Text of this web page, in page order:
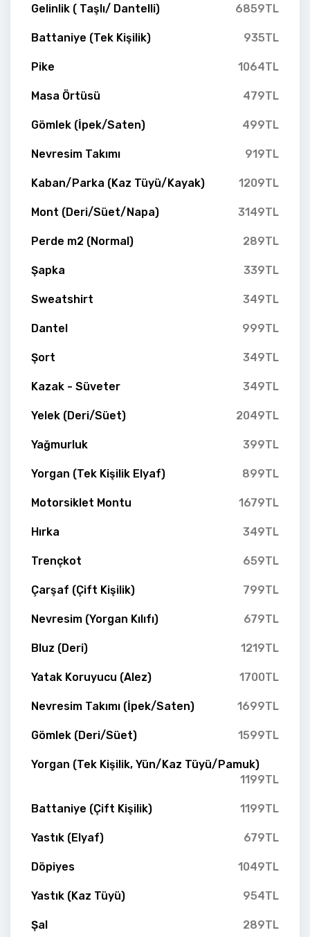
Gelinlik ( Taşlı/ Dantelli) 6859TL
Battaniye (Tek Kişilik) 935TL
Pike 1064TL
Masa Örtüsü 479TL
Gömlek (İpek/Saten) 499TL
Nevresim Takımı 919TL
Kaban/Parka (Kaz Tüyü/Kayak) 1209TL
Mont (Deri/Süet/Napa) 3149TL
Perde m2 (Normal) 289TL
Şapka 339TL
Sweatshirt 349TL
Dantel 999TL
Şort 349TL
Kazak - Süveter 349TL
Yelek (Deri/Süet) 2049TL
Yağmurluk 399TL
Yorgan (Tek Kişilik Elyaf) 899TL
Motorsiklet Montu 1679TL
Hırka 349TL
Trençkot 659TL
Çarşaf (Çift Kişilik) 799TL
Nevresim (Yorgan Kılıfı) 679TL
Bluz (Deri) 1219TL
Yatak Koruyucu (Alez) 1700TL
Nevresim Takımı (İpek/Saten) 1699TL
Gömlek (Deri/Süet) 1599TL
Yorgan (Tek Kişilik, Yün/Kaz Tüyü/Pamuk)
1199TL
Battaniye (Çift Kişilik) 1199TL
Yastık (Elyaf) 679TL
Döpiyes 1049TL
Yastık (Kaz Tüyü) 954TL
Şal 289TL